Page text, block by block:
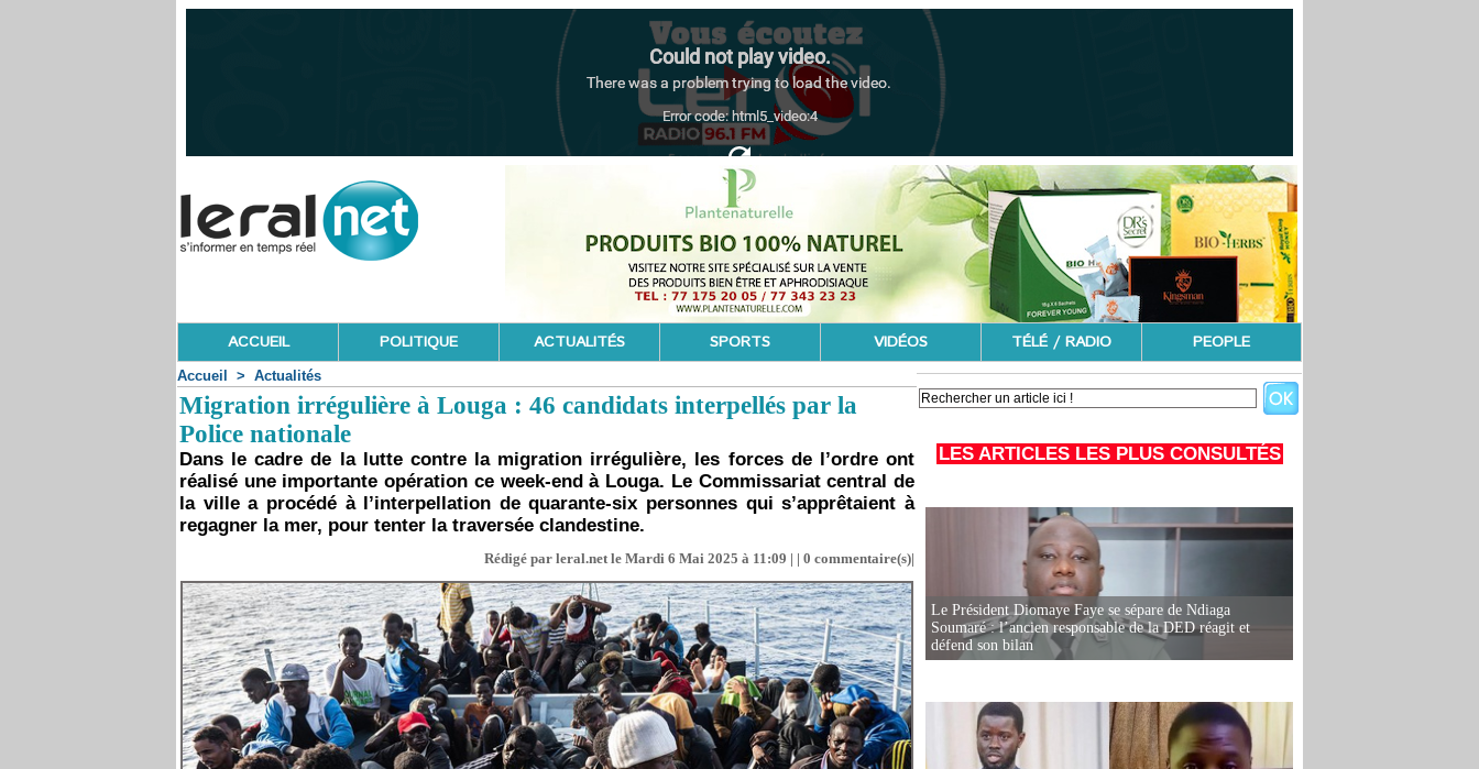
ACCUEIL POLITIQUE ACTUALITÉS SPORTS VIDÉOS TÉLÉ / RADIO PEOPLE
Accueil > Actualités
Migration irrégulière à Louga : 46 candidats interpellés par la
Police nationale
Dans le cadre de la lutte contre la migration irrégulière, les forces de l’ordre ont
réalisé une importante opération ce week-end à Louga. Le Commissariat central de
la ville a procédé à l’interpellation de quarante-six personnes qui s’apprêtaient à
regagner la mer, pour tenter la traversée clandestine.
Rédigé par leral.net le Mardi 6 Mai 2025 à 11:09 | | 0 commentaire(s)|
LES ARTICLES LES PLUS CONSULTÉS
Le Président Diomaye Faye se sépare de Ndiaga
Soumaré : l’ancien responsable de la DED réagit et
défend son bilan